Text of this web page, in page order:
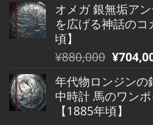
オメガ 銀無垢ア
を広げる神話の
頃】
元
価
格
は
¥880,000 現
の
価
格
¥
年代物ロンジン
中時計 馬のワン
【1885年頃】